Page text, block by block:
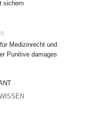
sichern
Medizinrecht und
Punitive damages